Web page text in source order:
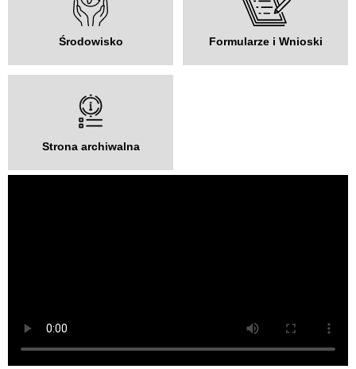
Środowisko Formularze i Wnioski
Strona archiwalna